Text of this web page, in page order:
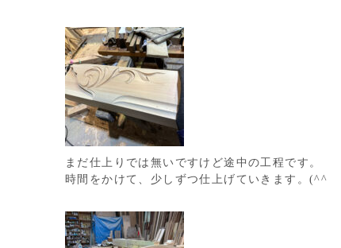
まだ仕上りでは無いですけど途中の工程です。
時間をかけて、少しずつ仕上げていきます。(^^